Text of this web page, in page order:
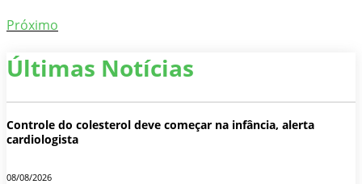
Próximo
Últimas Notícias
Controle do colesterol deve começar na infância, alerta
cardiologista
08/08/2026